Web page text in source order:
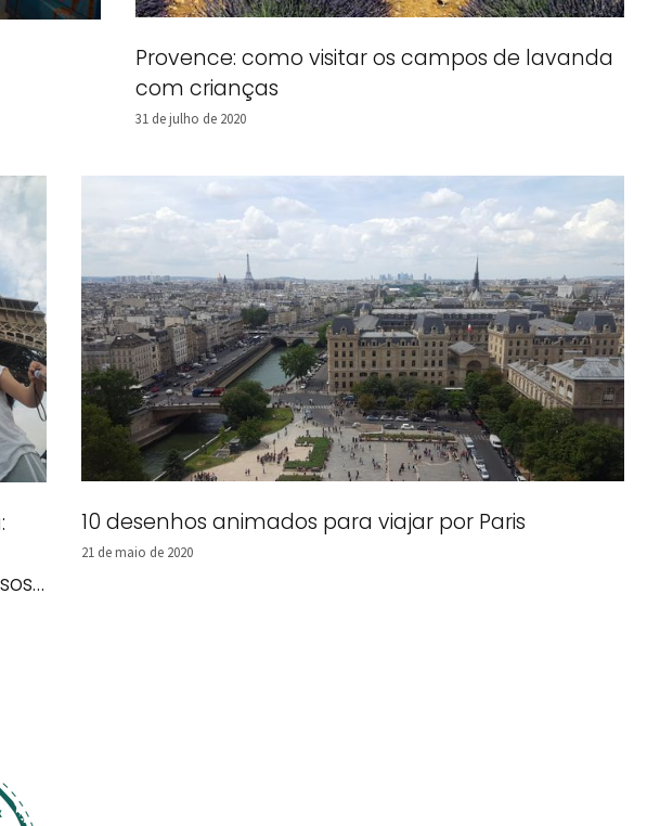
Provence: como visitar os campos de lavanda
com crianças
31 de julho de 2020
10 desenhos animados para viajar por Paris
21 de maio de 2020